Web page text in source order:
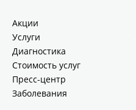
Акции
Услуги
Диагностика
Стоимость услуг
Пресс-центр
Заболевания